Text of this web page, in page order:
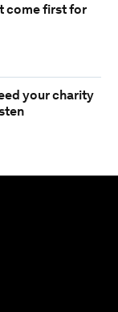
come first for
your charity